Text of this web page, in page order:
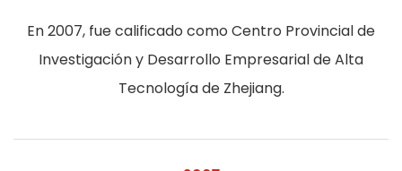
En 2007, fue calificado como Centro Provincial de
Investigación y Desarrollo Empresarial de Alta
Tecnología de Zhejiang.